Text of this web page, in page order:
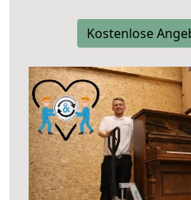
Kostenlose